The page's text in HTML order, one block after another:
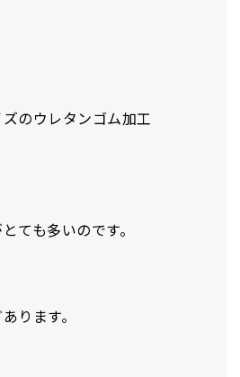
のウレタンゴム加工
ても多いのです。
ります。